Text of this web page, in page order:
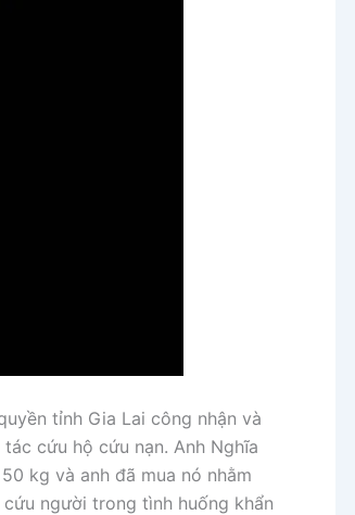
tỉnh Gia Lai công nhận và
cứu hộ cứu nạn. Anh Nghĩa
kg và anh đã mua nó nhằm
người trong tình huống khẩn